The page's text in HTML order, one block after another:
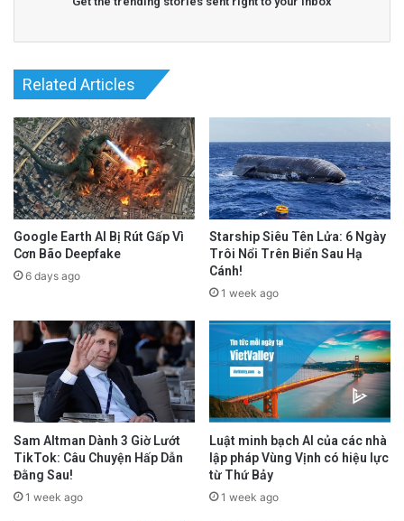
Related Articles
Google Earth AI Bị Rút Gấp Vì
Cơn Bão Deepfake
6 days ago
Starship Siêu Tên Lửa: 6 Ngày
Trôi Nổi Trên Biển Sau Hạ
Cánh!
1 week ago
Sam Altman Dành 3 Giờ Lướt
TikTok: Câu Chuyện Hấp Dẫn
Đằng Sau!
1 week ago
Luật minh bạch AI của các nhà
lập pháp Vùng Vịnh có hiệu lực
từ Thứ Bảy
1 week ago